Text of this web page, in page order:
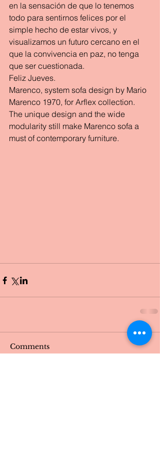
en la sensación de que lo tenemos
todo para sentirnos felices por el
simple hecho de estar vivos, y
visualizamos un futuro cercano en el
que la convivencia en paz, no tenga
que ser cuestionada.
Feliz Jueves.
Marenco, system sofa design by Mario
Marenco 1970, for Arflex collection.
The unique design and the wide
modularity still make Marenco sofa a
must of contemporary furniture.
Comments